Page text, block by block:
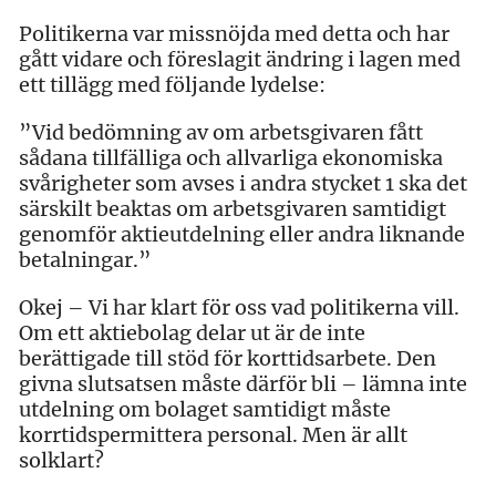
Politikerna var missnöjda med detta och har
gått vidare och föreslagit ändring i lagen med
ett tillägg med följande lydelse:
”Vid bedömning av om arbetsgivaren fått
sådana tillfälliga och allvarliga ekonomiska
svårigheter som avses i andra stycket 1 ska det
särskilt beaktas om arbetsgivaren samtidigt
genomför aktieutdelning eller andra liknande
betalningar.”
Okej – Vi har klart för oss vad politikerna vill.
Om ett aktiebolag delar ut är de inte
berättigade till stöd för korttidsarbete. Den
givna slutsatsen måste därför bli – lämna inte
utdelning om bolaget samtidigt måste
korrtidspermittera personal. Men är allt
solklart?